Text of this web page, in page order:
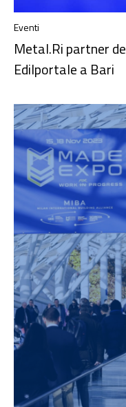
Eventi
Metal.Ri partner
Edilportale a Bari